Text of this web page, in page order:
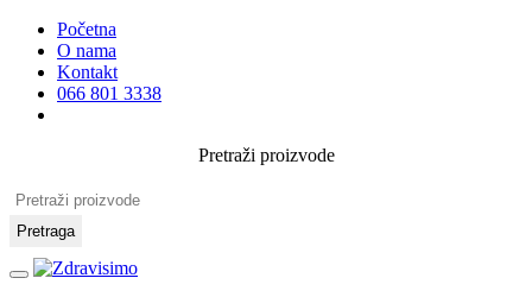
Početna
O nama
Kontakt
066 801 3338
Pretraži proizvode
Pretraga